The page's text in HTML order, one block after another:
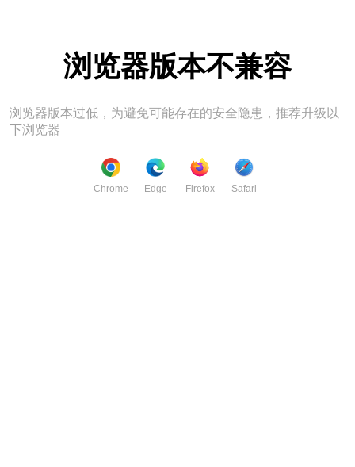
浏览器版本不兼容
浏览器版本过低，为避免可能存在的安全隐患，推荐升级以
下浏览器
Chrome Edge Firefox Safari